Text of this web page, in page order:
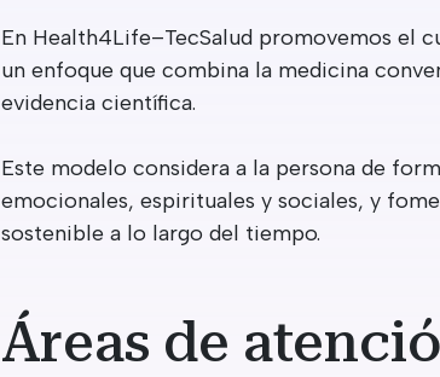
​En Health4Life–TecSalud promovemos el
un enfoque que combina la medicina
evidencia científica.
Este modelo considera a la persona de
emocionales, espirituales y sociales, y
sostenible a lo largo del tiempo.
Áreas de